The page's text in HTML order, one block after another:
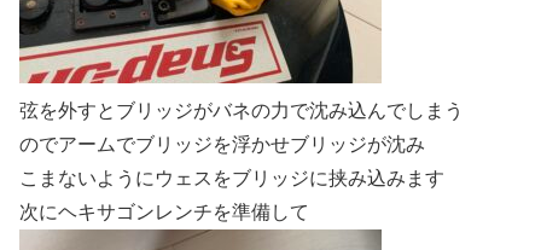
弦を外すとブリッジがバネの力で沈み込んでしまう
のでアームでブリッジを浮かせブリッジが沈み
こまないようにウェスをブリッジに挟み込みます
次にヘキサゴンレンチを準備して